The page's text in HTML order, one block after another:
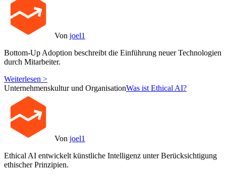
Von joel1
Bottom-Up Adoption beschreibt die Einführung neuer Technologien
durch Mitarbeiter.
Weiterlesen >
Unternehmenskultur und OrganisationWas ist Ethical AI?
Von joel1
Ethical AI entwickelt künstliche Intelligenz unter Berücksichtigung
ethischer Prinzipien.